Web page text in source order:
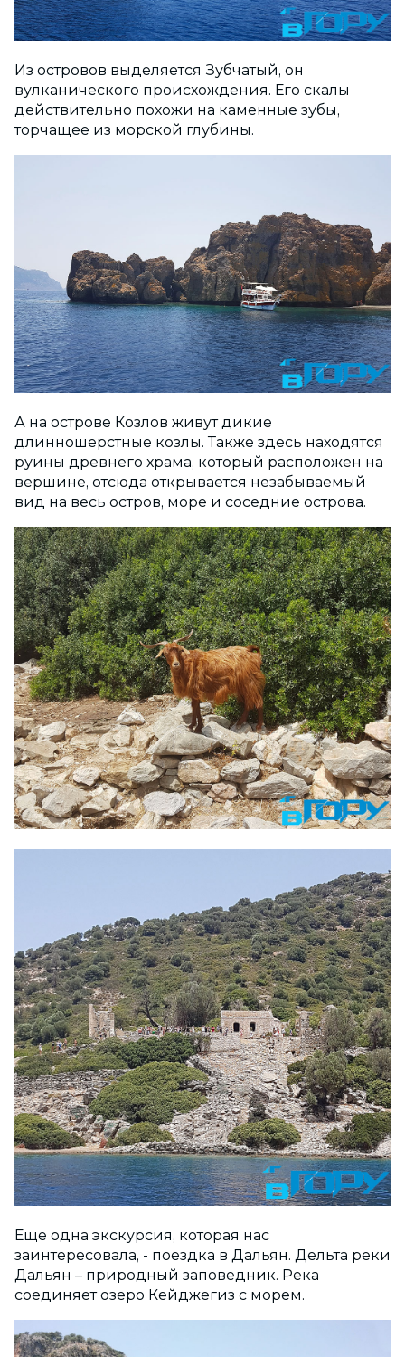
Из островов выделяется Зубчатый, он
вулканического происхождения. Его скалы
действительно похожи на каменные зубы,
торчащее из морской глубины.
А на острове Козлов живут дикие
длинношерстные козлы. Также здесь находятся
руины древнего храма, который расположен на
вершине, отсюда открывается незабываемый
вид на весь остров, море и соседние острова.
Еще одна экскурсия, которая нас
заинтересовала, - поездка в Дальян. Дельта реки
Дальян – природный заповедник. Река
соединяет озеро Кейджегиз с морем.